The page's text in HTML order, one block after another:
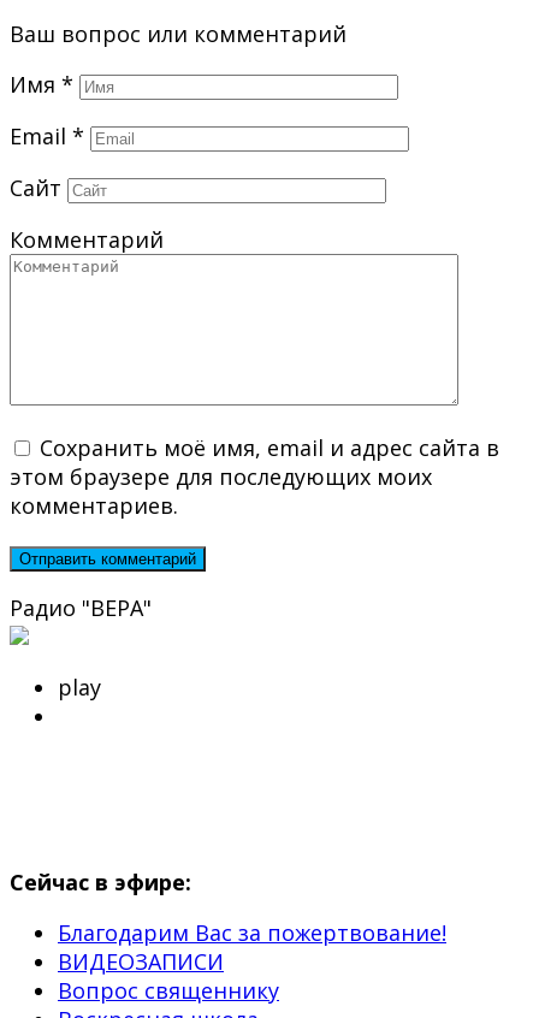
Ваш вопрос или комментарий
Имя *
Email *
Сайт
Комментарий
Сохранить моё имя, email и адрес сайта в
этом браузере для последующих моих
комментариев.
Радио "ВЕРА"
play
Сейчас в эфире:
Благодарим Вас за пожертвование!
ВИДЕОЗАПИСИ
Вопрос священнику